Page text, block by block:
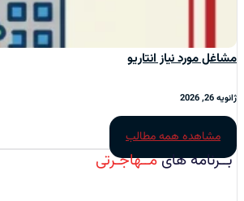
مشاغل مورد نیاز انتاریو
ژانویه 26, 2026
مشاهده همه مطالب
بــرنامه‌ هایمــهاجـرتی